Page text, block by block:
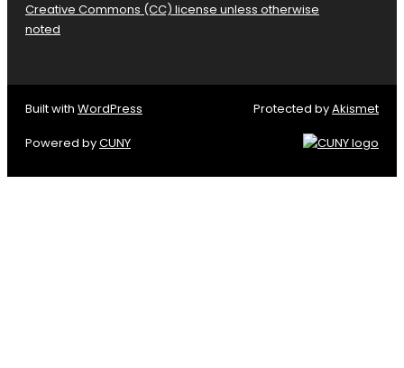
Creative Commons (CC) license unless otherwise
noted
Built with WordPress Protected byAkismet
Powered byCUNY